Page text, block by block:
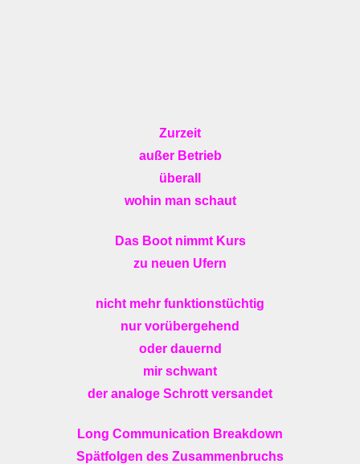
Zurzeit
außer Betrieb
überall
wohin man schaut
Das Boot nimmt Kurs
zu neuen Ufern
nicht mehr funktionstüchtig
nur vorübergehend
oder dauernd
mir schwant
der analoge Schrott versandet
Long Communication Breakdown
Spätfolgen des Zusammenbruchs